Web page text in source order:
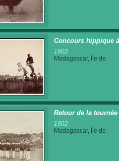
Concours hippique
1902
Madagascar, Île de
Retour de la tournée
1902
Madagascar, Île de